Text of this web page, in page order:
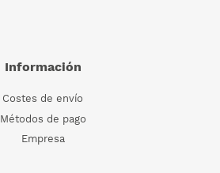
Información
Costes de envío
Métodos de pago
Empresa